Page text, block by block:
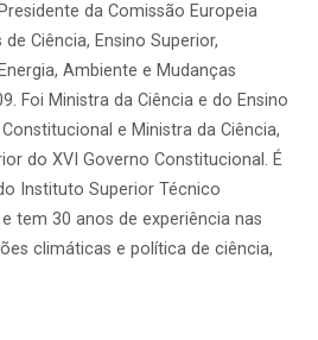
da Comissão Europeia
Ciência, Ensino Superior,
Ambiente e Mudanças
Foi Ministra da Ciência e do Ensino
e Ministra da Ciência,
do XVI Governo Constitucional. É
Instituto Superior Técnico
tem 30 anos de experiência nas
climáticas e política de ciência,